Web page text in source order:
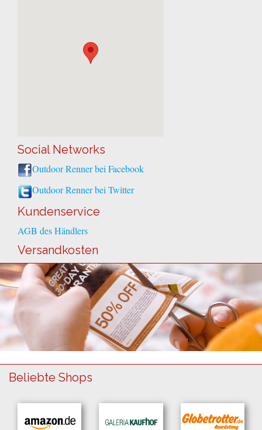
Social Networks
Outdoor Renner bei Facebook
Outdoor Renner bei Twitter
Kundenservice
AGB des Händlers
Versandkosten
Beliebte Shops